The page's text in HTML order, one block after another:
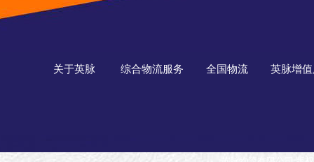
关于英脉 综合物流服务 全国物流 英脉增